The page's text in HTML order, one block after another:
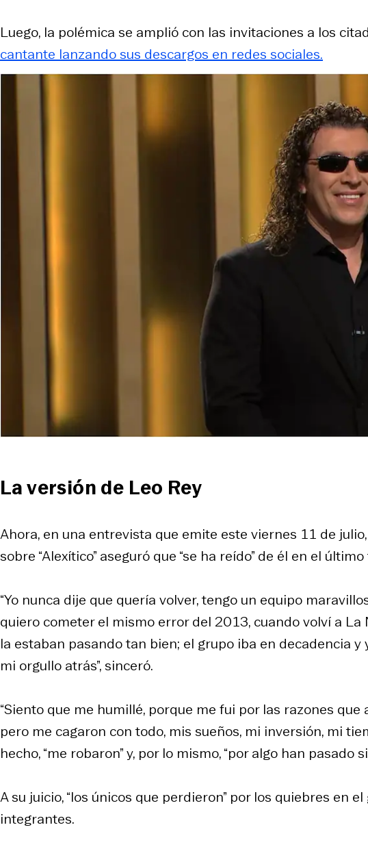
Luego, la polémica se amplió con las invitaciones a los
cantante lanzando sus descargos en redes sociales.
La versión de Leo Rey
Ahora, en una entrevista que emite este viernes 11 de
sobre “Alexítico” aseguró que “se ha reído” de él en el
“Yo nunca dije que quería volver, tengo un equipo
quiero cometer el mismo error del 2013, cuando volví a
la estaban pasando tan bien; el grupo iba en decadencia
mi orgullo atrás”, sinceró.
“Siento que me humillé, porque me fui por las razones que
pero me cagaron con todo, mis sueños, mi inversión, mi
hecho, “me robaron” y, por lo mismo, “por algo han pasado
A su juicio, “los únicos que perdieron” por los quiebres en
integrantes.